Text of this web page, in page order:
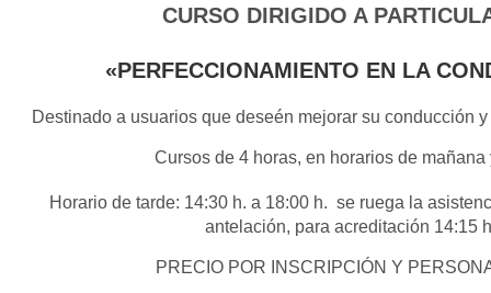
CURSO DIRIGIDO A
«PERFECCIONAMIENTO EN LA
Destinado a usuarios que deseén mejorar su conducción
Cursos de 4 horas, en horarios de mañana
Horario de tarde: 14:30 h. a 18:00 h. se ruega la
antelación, para acreditación 14:15
PRECIO POR INSCRIPCIÓN Y